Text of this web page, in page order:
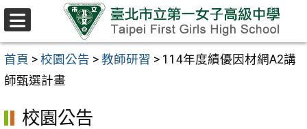
跳至主要內容區
首頁 > 校園公告 > 教師研習 > 114年度績優因材網A2講
師甄選計畫
校園公告
選
單